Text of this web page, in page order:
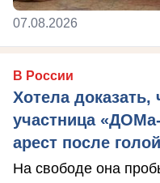
07.08.2026
В России
Хотела
участница
арест после
На свободе она